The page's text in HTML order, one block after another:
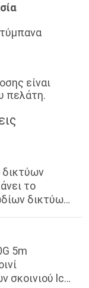
είναι
πελάτη.
δικτύων
το
δικτύων
5m
σκοινιού lc